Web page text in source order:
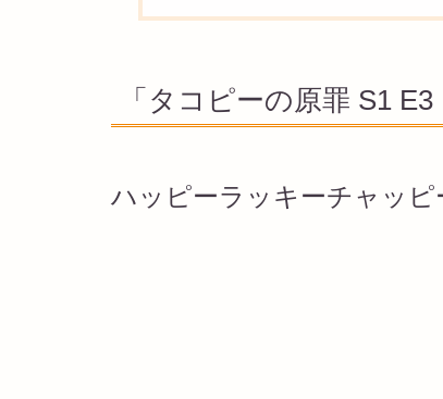
「タコピーの原罪 S1
ハッピーラッキーチャッピ